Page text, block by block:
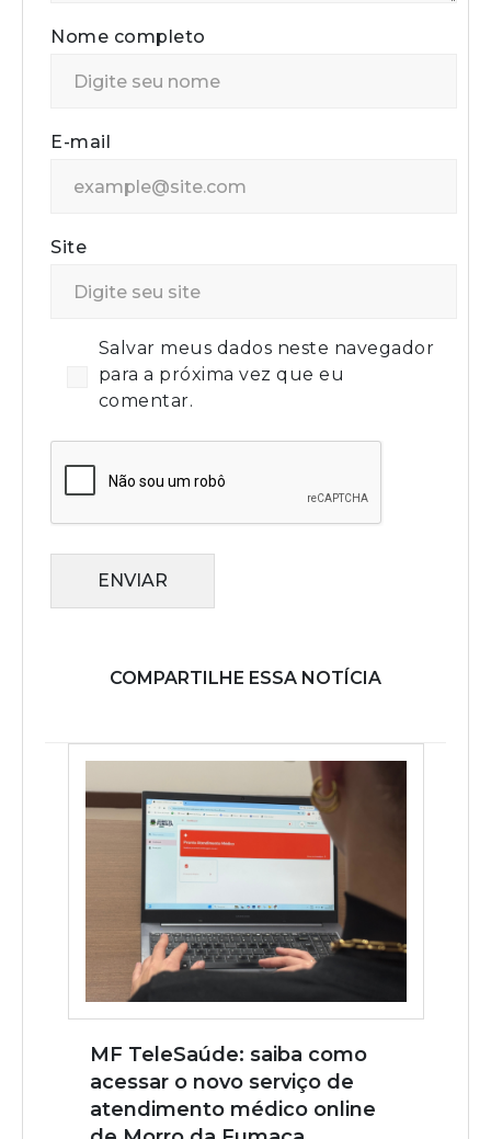
Nome completo
E-mail
Site
Salvar meus dados neste navegador
para a próxima vez que eu
comentar.
ENVIAR
COMPARTILHE ESSA NOTÍCIA
MF TeleSaúde: saiba como
acessar o novo serviço de
atendimento médico online